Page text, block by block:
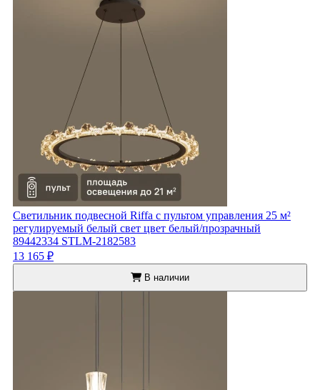
Светильник подвесной Riffa с пультом управления 25 м²
регулируемый белый свет цвет белый/прозрачный
89442334 STLM-2182583
13 165 ₽
В наличии